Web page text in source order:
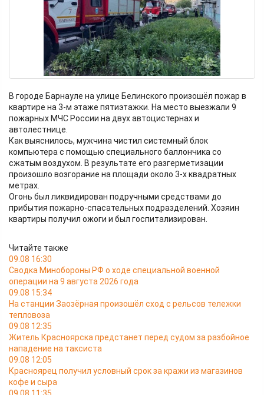
В городе Барнауле на улице Белинского произошёл пожар в
квартире на 3-м этаже пятиэтажки. На место выезжали 9
пожарных МЧС России на двух автоцистернах и
автолестнице.
Как выяснилось, мужчина чистил системный блок
компьютера с помощью специального баллончика со
сжатым воздухом. В результате его разгерметизации
произошло возгорание на площади около 3-х квадратных
метрах.
Огонь был ликвидирован подручными средствами до
прибытия пожарно-спасательных подразделений. Хозяин
квартиры получил ожоги и был госпитализирован.
Читайте также
09.08 16:30
Сводка Минобороны РФ о ходе специальной военной
операции на 9 августа 2026 года
09.08 15:34
На станции Заозёрная произошёл сход с рельсов тележки
тепловоза
09.08 12:35
Житель Красноярска предстанет перед судом за разбойное
нападение на таксиста
09.08 12:05
Красноярец получил условный срок за кражи из магазинов
кофе и сыра